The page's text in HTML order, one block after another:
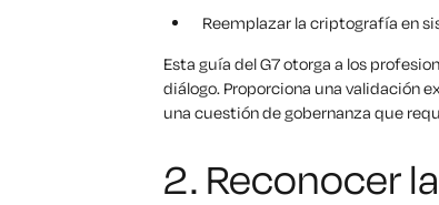
Reemplazar la criptografía en
Esta guía del G7 otorga a los
diálogo. Proporciona una validación
una cuestión de gobernanza que
2. Reconocer